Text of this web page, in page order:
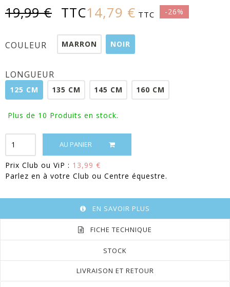
19,99 € TTC14,79 € TTC -26%
COULEUR MARRON NOIR
LONGUEUR
125 CM 135 CM 145 CM 160 CM
Plus de 10 Produits en stock.
AU PANIER
Prix Club ou ViP : 13,99 €
Parlez en à votre Club ou Centre équestre.
EN SAVOIR PLUS
FICHE TECHNIQUE
STOCK
LIVRAISON ET RETOUR